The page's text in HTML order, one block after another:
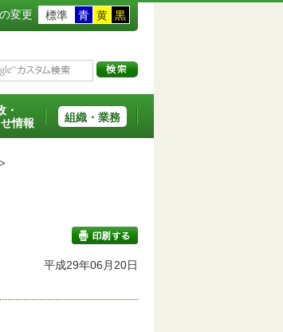
変更 標準 青 黄 黒
・
情報
組織・業務
印刷する
平成29年06月20日